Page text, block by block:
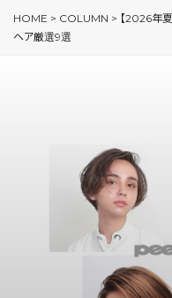
HOME > COLUMN > 【2026年
ヘア厳選9選